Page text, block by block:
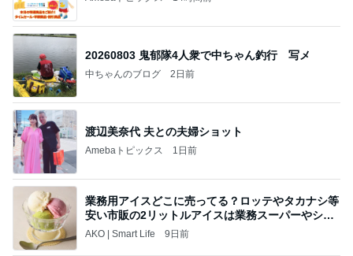
20260803 鬼郁隊4人衆で中ちゃん釣行 写メ
中ちゃんのブログ 2日前
渡辺美奈代 夫との夫婦ショット
Amebaトピックス 1日前
業務用アイスどこに売ってる？ロッテやタカナシ等
安い市販の2リットルアイスは業務スーパーやシャ
トレ
AKO | Smart Life 9日前